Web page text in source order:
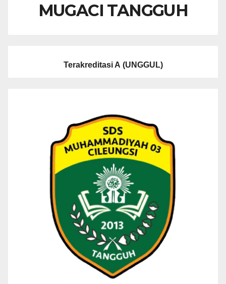
MUGACI TANGGUH
Terakreditasi A (UNGGUL)